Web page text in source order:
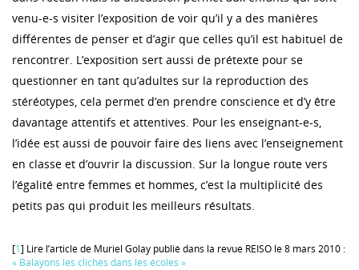
venu-e-s visiter l’exposition de voir qu’il y a des manières
différentes de penser et d’agir que celles qu’il est habituel de
rencontrer. L’exposition sert aussi de prétexte pour se
questionner en tant qu’adultes sur la reproduction des
stéréotypes, cela permet d’en prendre conscience et d’y être
davantage attentifs et attentives. Pour les enseignant-e-s,
l’idée est aussi de pouvoir faire des liens avec l’enseignement
en classe et d’ouvrir la discussion. Sur la longue route vers
l’égalité entre femmes et hommes, c’est la multiplicité des
petits pas qui produit les meilleurs résultats.
[1] Lire l’article de Muriel Golay publié dans la revue REISO le 8 mars 2010 :
« Balayons les clichés dans les écoles »